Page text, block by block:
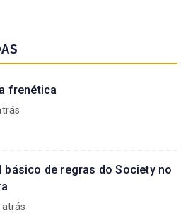
frenética
básico de regras do Society no
atrás